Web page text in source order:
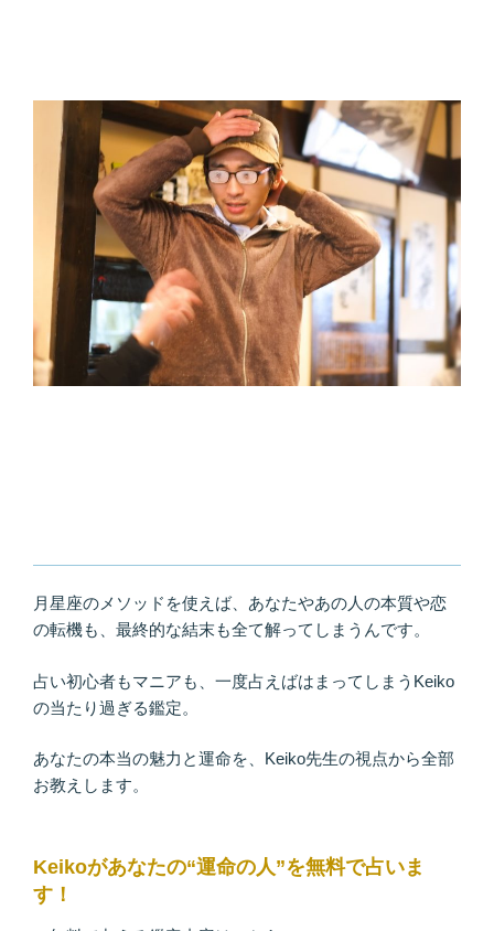
月星座のメソッドを使えば、あなたやあの人の本質や恋
の転機も、最終的な結末も全て解ってしまうんです。
占い初心者もマニアも、一度占えばはまってしまうKeiko
の当たり過ぎる鑑定。
あなたの本当の魅力と運命を、Keiko先生の視点から全部
お教えします。
Keikoがあなたの“運命の人”を無料で占いま
す！